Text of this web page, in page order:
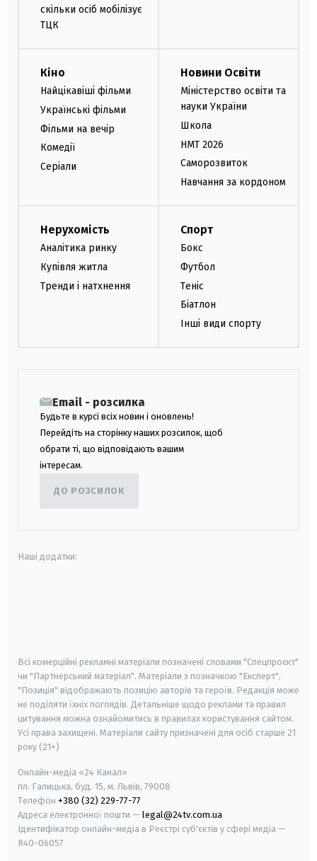
скільки осіб мобілізує
ТЦК
Кіно
Найцікавіші фільми
Українські фільми
Фільми на вечір
Комедії
Серіали
Новини Освіти
Міністерство освіти та
науки України
Школа
НМТ 2026
Саморозвиток
Навчання за кордоном
Нерухомість
Аналітика ринку
Купівля житла
Тренди і натхнення
Спорт
Бокс
Футбол
Теніс
Біатлон
Інші види спорту
Email - розсилка
Будьте в курсі всіх новин і оновлень!
Перейдіть на сторінку наших розсилок, щоб
обрати ті, що відповідають вашим
інтересам.
ДО РОЗСИЛОК
Наші додатки:
Всі комерційні рекламні матеріали позначені словами "Спецпроєкт"
чи "Партнерський матеріал". Матеріали з позначкою "Експерт",
"Позиція" відображають позицію авторів та героїв. Редакція може
не поділяти їхніх поглядів. Детальніше щодо реклами та правил
цитування можна ознайомитись в правилах користування сайтом.
Усі права захищені. Матеріали сайту призначені для осіб старше 21
року (21+)
Онлайн-медіа «24 Канал»
пл. Галицька, буд. 15, м. Львів, 79008
Телефон +380 (32) 229-77-77
Адреса електронної пошти — legal@24tv.com.ua
Ідентифікатор онлайн-медіа в Реєстрі суб'єктів у сфері медіа —
R40-06057